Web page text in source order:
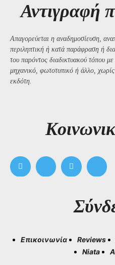
Αντιγραφή
Απαγορεύεται η αναδημοσίευση,
περιληπτική ή κατά παράφραση ή
του παρόντος διαδικτυακού τόπου
μηχανικό, φωτοτυπικό ή άλλο,
εκδότη.
Επικοινωνία Reviews
Niata